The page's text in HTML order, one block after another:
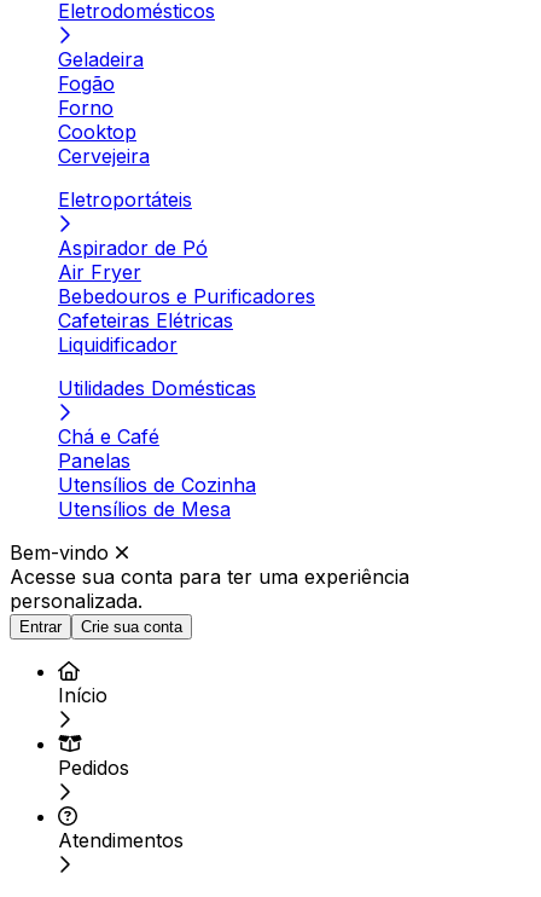
Eletrodomésticos
Geladeira
Fogão
Forno
Cooktop
Cervejeira
Eletroportáteis
Aspirador de Pó
Air Fryer
Bebedouros e Purificadores
Cafeteiras Elétricas
Liquidificador
Utilidades Domésticas
Chá e Café
Panelas
Utensílios de Cozinha
Utensílios de Mesa
Bem-vindo
Acesse sua conta para ter uma experiência
personalizada.
Entrar Crie sua conta
Início
Pedidos
Atendimentos